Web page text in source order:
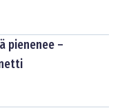
pienenee –